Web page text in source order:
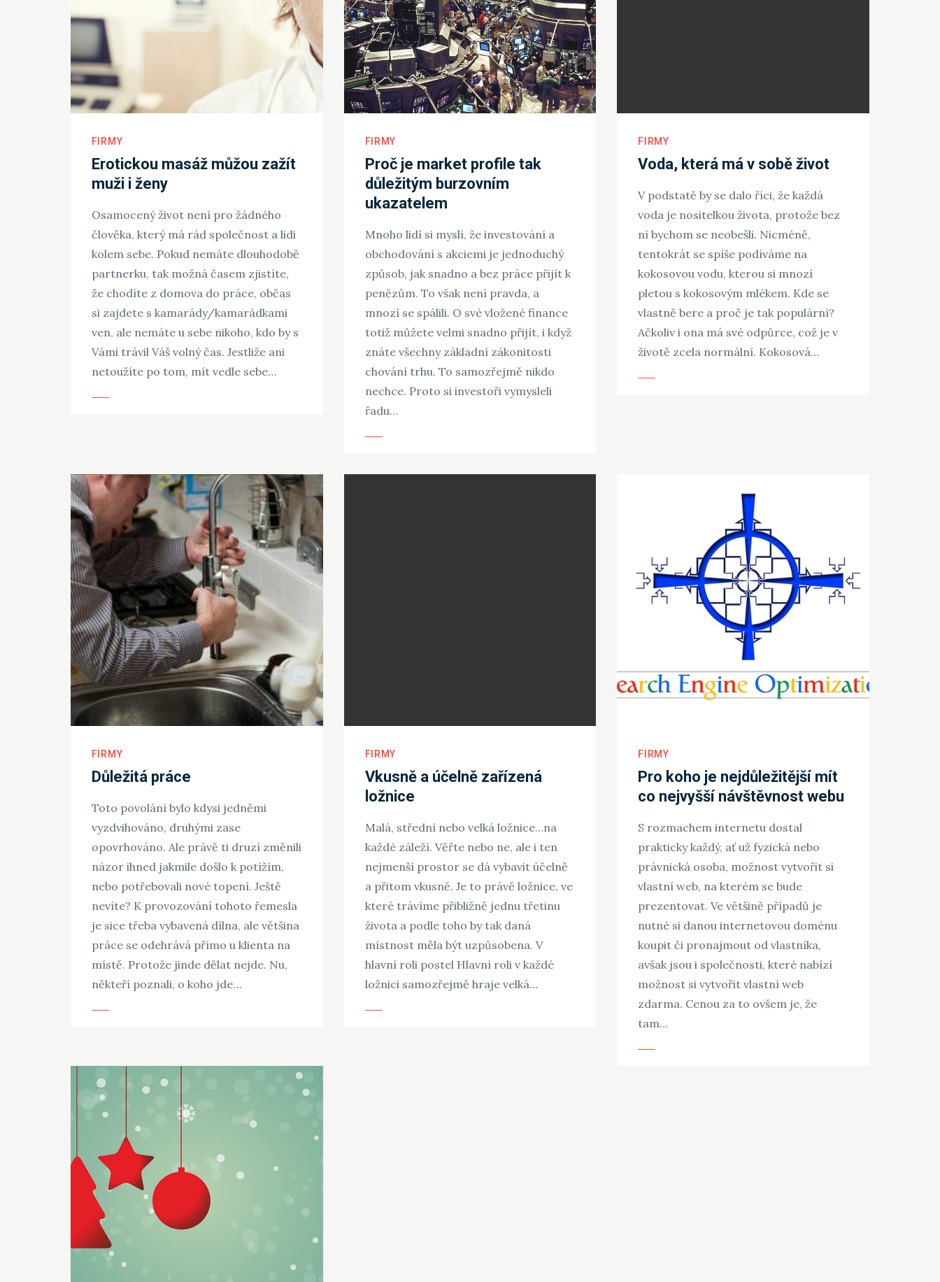
FIRMY
Erotickou masáž můžou zažít
muži i ženy
Osamocený život není pro žádného
člověka, který má rád společnost a lidi
kolem sebe. Pokud nemáte dlouhodobě
partnerku, tak možná časem zjistíte,
že chodíte z domova do práce, občas
si zajdete s kamarády/kamarádkami
ven, ale nemáte u sebe nikoho, kdo by s
Vámi trávil Váš volný čas. Jestliže ani
netoužíte po tom, mít vedle sebe…
FIRMY
Proč je market profile tak
důležitým burzovním
ukazatelem
Mnoho lidí si myslí, že investování a
obchodování s akciemi je jednoduchý
způsob, jak snadno a bez práce přijít k
penězům. To však není pravda, a
mnozí se spálili. O své vložené finance
totiž můžete velmi snadno přijít, i když
znáte všechny základní zákonitosti
chování trhu. To samozřejmě nikdo
nechce. Proto si investoři vymysleli
řadu…
FIRMY
Voda, která má v sobě život
V podstatě by se dalo říci, že každá
voda je nositelkou života, protože bez
ní bychom se neobešli. Nicméně,
tentokrát se spíše podíváme na
kokosovou vodu, kterou si mnozí
pletou s kokosovým mlékem. Kde se
vlastně bere a proč je tak populární?
Ačkoliv i ona má své odpůrce, což je v
životě zcela normální. Kokosová…
FIRMY
Důležitá práce
Toto povolání bylo kdysi jedněmi
vyzdvihováno, druhými zase
opovrhováno. Ale právě ti druzí změnili
názor ihned jakmile došlo k potížím,
nebo potřebovali nové topení. Ještě
nevíte? K provozování tohoto řemesla
je sice třeba vybavená dílna, ale většina
práce se odehrává přímo u klienta na
místě. Protože jinde dělat nejde. Nu,
někteří poznali, o koho jde…
FIRMY
Vkusně a účelně zařízená
ložnice
Malá, střední nebo velká ložnice…na
každé záleží. Věřte nebo ne, ale i ten
nejmenší prostor se dá vybavit účelně
a přitom vkusně. Je to právě ložnice, ve
které trávíme přibližně jednu třetinu
života a podle toho by tak daná
místnost měla být uzpůsobena. V
hlavní roli postel Hlavní roli v každé
ložnici samozřejmě hraje velká…
FIRMY
Pro koho je nejdůležitější mít
co nejvyšší návštěvnost webu
S rozmachem internetu dostal
prakticky každý, ať už fyzická nebo
právnická osoba, možnost vytvořit si
vlastní web, na kterém se bude
prezentovat. Ve většině případů je
nutné si danou internetovou doménu
koupit či pronajmout od vlastníka,
avšak jsou i společnosti, které nabízí
možnost si vytvořit vlastní web
zdarma. Cenou za to ovšem je, že
tam…